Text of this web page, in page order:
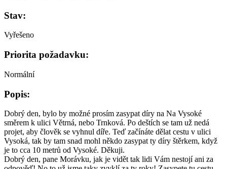
Stav:
Vyřešeno
Priorita požadavku:
Normální
Popis:
Dobrý den, bylo by možné prosím zasypat díry na Na Vysoké
směrem k ulici Větrná, nebo Trnková. Po deštích se tam už nedá
projet, aby člověk se vyhnul díře. Teď začínáte dělat cestu v ulici
Vysoká, tak by tam snad mohl někdo zasypat ty díry štěrkem, když
je to cca 10 metrů od Vysoké. Děkuji.
Dobrý den, pane Morávku, jak je vidět tak lidi Vám nestojí ani za